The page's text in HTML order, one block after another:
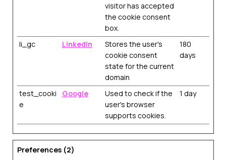
visitor has accepted
the cookie consent
box.
li_gc LinkedIn
Stores the user's
cookie consent
state for the current
domain
180
days
test_cooki
e
Google
Used to check if the
user's browser
supports cookies.
1 day
Preferences (2)